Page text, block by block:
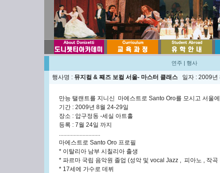
연주 | 행사
행사명 : 뮤지컬 & 째즈 보컬 서울- 마스터 클래스 일자 : 2009년
만능 탤랜트를 지니신 마에스트로 Santo Oro를 모시고 서울
기간 : 2009년 8월 24-29일
장소 : 압구정동 -세실 아트홀
등록 : 7월 24일 까지
............................
마에스트로 Santo Oro 프로필
* 이탈리아 남부 시칠리아 출생
* 파르마 국립 음악원 졸업 (성악 및 vocal Jazz , 피아노 , 작
* 17세에 가수로 데뷔